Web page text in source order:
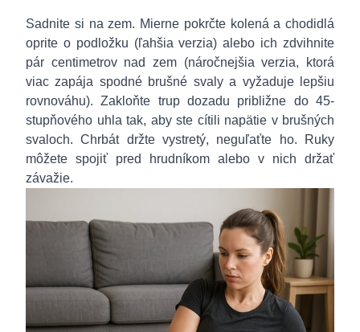
Sadnite si na zem. Mierne pokrčte kolená a chodidlá
oprite o podložku (ľahšia verzia) alebo ich zdvihnite
pár centimetrov nad zem (náročnejšia verzia, ktorá
viac zapája spodné brušné svaly a vyžaduje lepšiu
rovnováhu). Zakloňte trup dozadu približne do 45-
stupňového uhla tak, aby ste cítili napätie v brušných
svaloch. Chrbát držte vystretý, neguľaťte ho. Ruky
môžete spojiť pred hrudníkom alebo v nich držať
závažie.